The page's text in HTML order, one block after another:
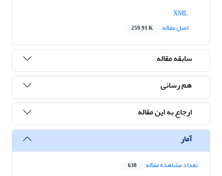
اصل مقاله
259.91 K
سابقه مقاله
هم رسانی
ارجاع به این مقاله
آمار
تعداد مشاهده مقاله 638